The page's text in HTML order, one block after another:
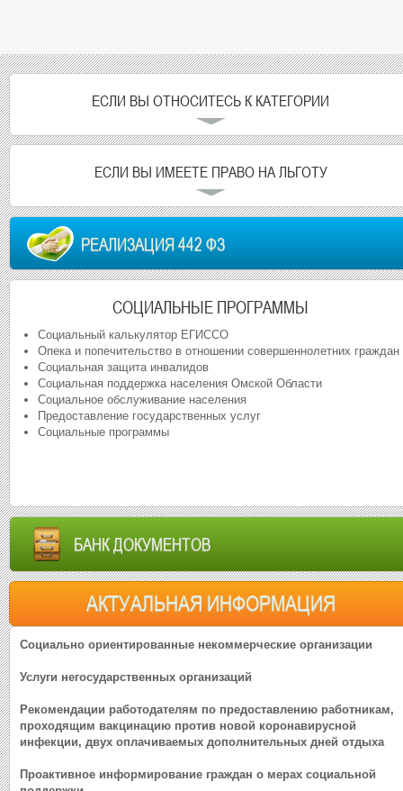
ЕСЛИ ВЫ ОТНОСИТЕСЬ К КАТЕГОРИИ
ЕСЛИ ВЫ ИМЕЕТЕ ПРАВО НА ЛЬГОТУ
РЕАЛИЗАЦИЯ 442 ФЗ
СОЦИАЛЬНЫЕ ПРОГРАММЫ
Социальный калькулятор ЕГИССО
Опека и попечительство в отношении совершеннолетних граждан
Социальная защита инвалидов
Социальная поддержка населения Омской Области
Социальное обслуживание населения
Предоставление государственных услуг
Социальные программы
БАНК ДОКУМЕНТОВ
АКТУАЛЬНАЯ ИНФОРМАЦИЯ
Социально ориентированные некоммерческие организации
Услуги негосударственных организаций
Рекомендации работодателям по предоставлению работникам,
проходящим вакцинацию против новой коронавирусной
инфекции, двух оплачиваемых дополнительных дней отдыха
Проактивное информирование граждан о мерах социальной